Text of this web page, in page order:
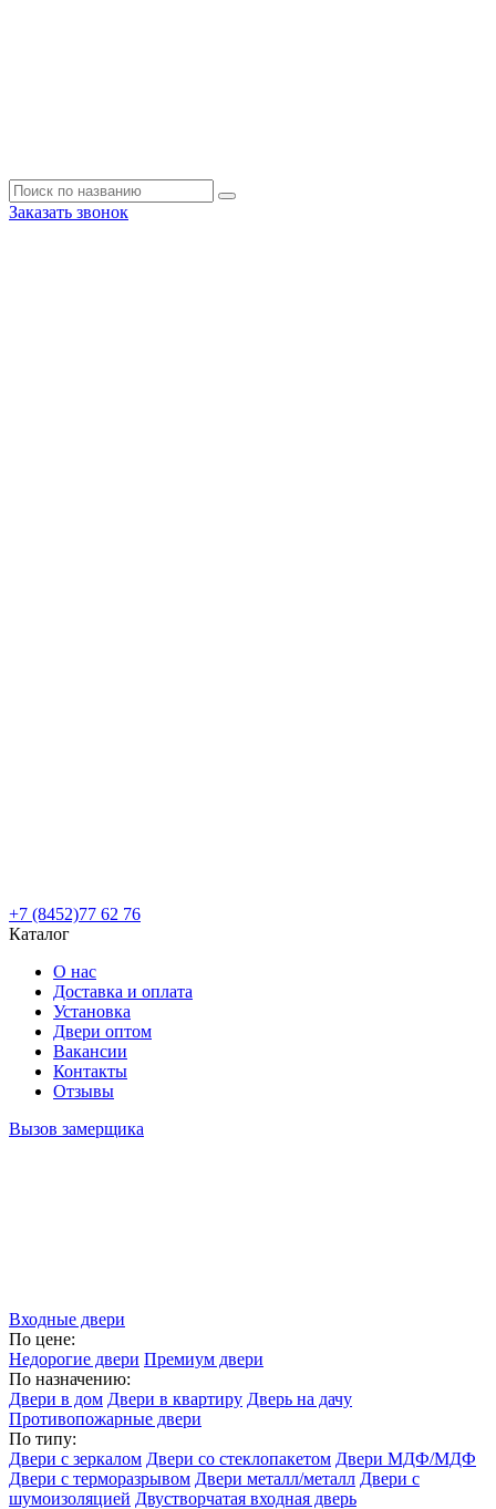
Заказать звонок
+7 (8452)77 62 76
Каталог
О нас
Доставка и оплата
Установка
Двери оптом
Вакансии
Контакты
Отзывы
Вызов замерщика
Входные двери
По цене:
Недорогие двери Премиум двери
По назначению:
Двери в дом Двери в квартиру Дверь на дачу
Противопожарные двери
По типу:
Двери с зеркалом Двери со стеклопакетом Двери МДФ/МДФ
Двери с терморазрывом Двери металл/металл Двери с
шумоизоляцией Двустворчатая входная дверь